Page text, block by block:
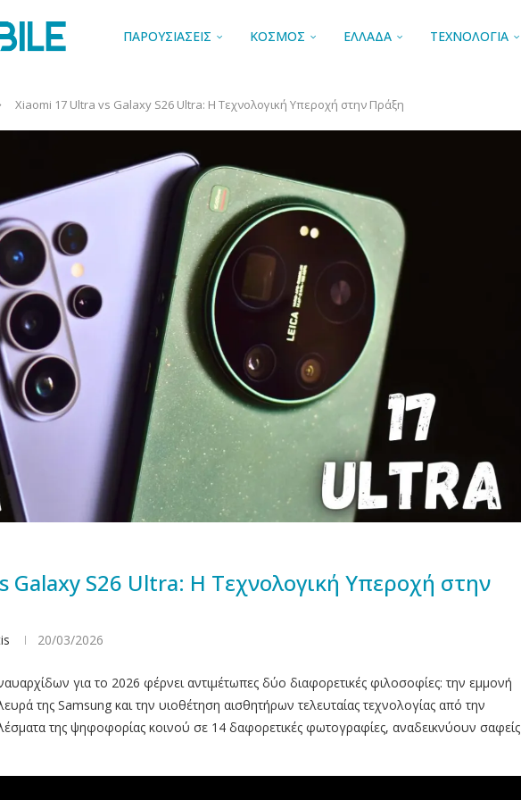
ΠΑΡΟΥΣΙΑΣΕΙΣ ΚΟΣΜΟΣ ΕΛΛΑΔΑ ΤΕΧΝΟΛΟΓΙΑ
Xiaomi 17 Ultra vs Galaxy S26 Ultra: Η Τεχνολογική Υπεροχή στην Πράξη
Galaxy S26 Ultra: Η Τεχνολογική Υπεροχή στην
20/03/2026
για το 2026 φέρνει αντιμέτωπες δύο διαφορετικές φιλοσοφίες: την εμμονή
της Samsung και την υιοθέτηση αισθητήρων τελευταίας τεχνολογίας από την
της ψηφοφορίας κοινού σε 14 δαφορετικές φωτογραφίες, αναδεικνύουν σαφείς